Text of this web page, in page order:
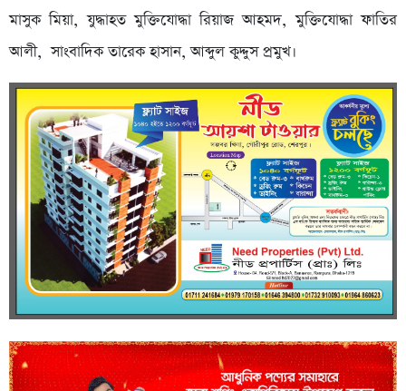
মাসুক মিয়া, যুদ্ধাহত মুক্তিযোদ্ধা রিয়াজ আহমদ, মুক্তিযোদ্ধা ফাতির
আলী, সাংবাদিক তারেক হাসান, আব্দুল কুদ্দুস প্রমুখ।